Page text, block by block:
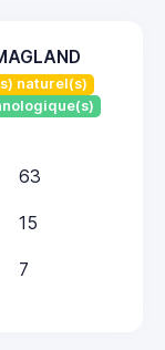
naturel(s)
63
15
7